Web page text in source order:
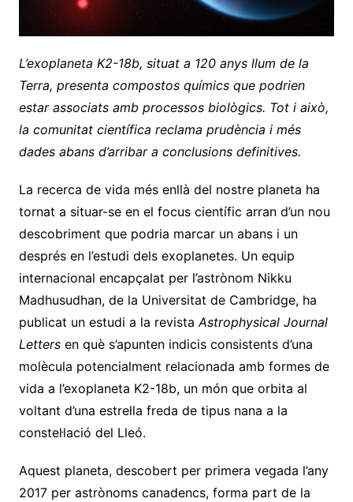
L’exoplaneta K2-18b, situat a 120 anys llum de la
Terra, presenta compostos químics que podrien
estar associats amb processos biològics. Tot i això,
la comunitat científica reclama prudència i més
dades abans d’arribar a conclusions definitives.
La recerca de vida més enllà del nostre planeta ha
tornat a situar-se en el focus científic arran d’un nou
descobriment que podria marcar un abans i un
després en l’estudi dels exoplanetes. Un equip
internacional encapçalat per l’astrònom Nikku
Madhusudhan, de la Universitat de Cambridge, ha
publicat un estudi a la revistaAstrophysical Journal
Lettersen què s’apunten indicis consistents d’una
molècula potencialment relacionada amb formes de
vida a l’exoplaneta K2-18b, un món que orbita al
voltant d’una estrella freda de tipus nana a la
constel·lació del Lleó.
Aquest planeta, descobert per primera vegada l’any
2017 per astrònoms canadencs, forma part de la